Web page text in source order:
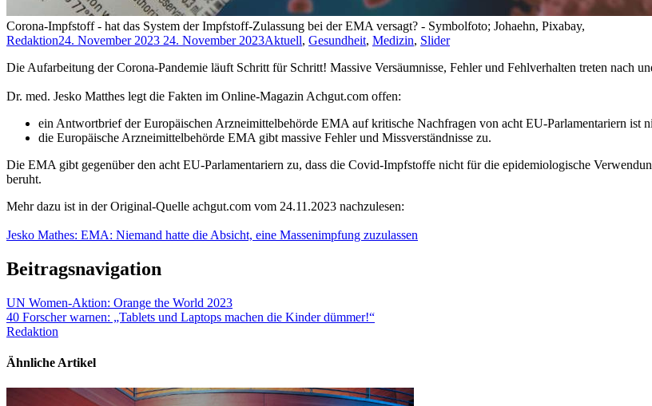
Corona-Impfstoff - hat das System der Impfstoff-Zulassung bei der EMA versagt? - Symbolfoto; Johaehn, Pixabay,
Redaktion24. November 2023 24. November 2023Aktuell, Gesundheit, Medizin, Slider
Die Aufarbeitung der Corona-Pandemie läuft Schritt für Schritt! Massive Versäumnisse, Fehler und Fehlverhalten treten nach
Dr. med. Jesko Matthes legt die Fakten im Online-Magazin Achgut.com offen:
ein Antwortbrief der Europäischen Arzneimittelbehörde EMA auf kritische Nachfragen von acht EU-Parlamentariern ist
die Europäische Arzneimittelbehörde EMA gibt massive Fehler und Missverständnisse zu.
Die EMA gibt gegenüber den acht EU-Parlamentariern zu, dass die Covid-Impfstoffe nicht für die epidemiologische
beruht.
Mehr dazu ist in der Original-Quelle achgut.com vom 24.11.2023 nachzulesen:
Jesko Mathes: EMA: Niemand hatte die Absicht, eine Massenimpfung zuzulassen
Beitragsnavigation
UN Women-Aktion: Orange the World 2023
40 Forscher warnen: „Tablets und Laptops machen die Kinder dümmer!“
Redaktion
Ähnliche Artikel